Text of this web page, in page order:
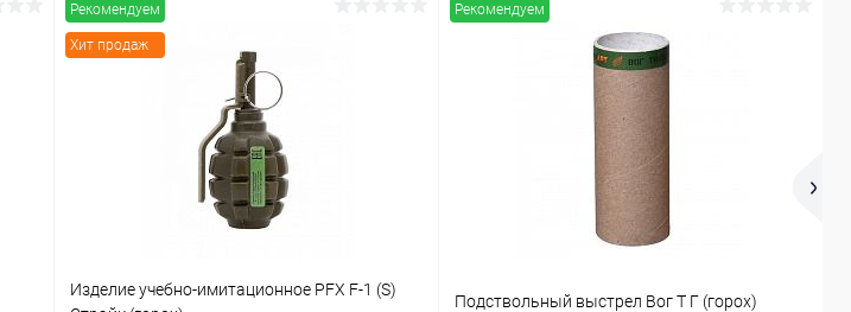
Рекомендуем
Хит продаж
Изделие учебно-имитационное PFX F-1 (S)
Рекомендуем
Подствольный выстрел Вог Т Г (горох)